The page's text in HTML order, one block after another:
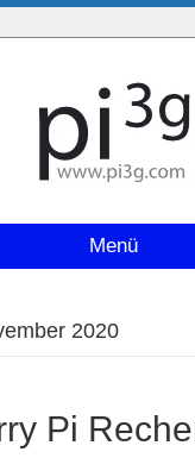
Menü
2020
Pi